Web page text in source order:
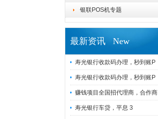
银联POS机专题
最新资讯 New
寿光银行收款码办理，秒到账P
寿光银行收款码办理，秒到账P
赚钱项目全国招代理商，合作商
寿光银行车贷，平息 3